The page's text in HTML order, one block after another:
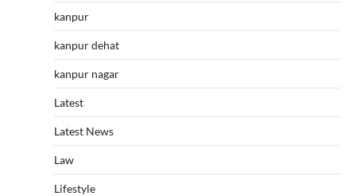
kanpur
kanpur dehat
kanpur nagar
Latest
Latest News
Law
Lifestyle